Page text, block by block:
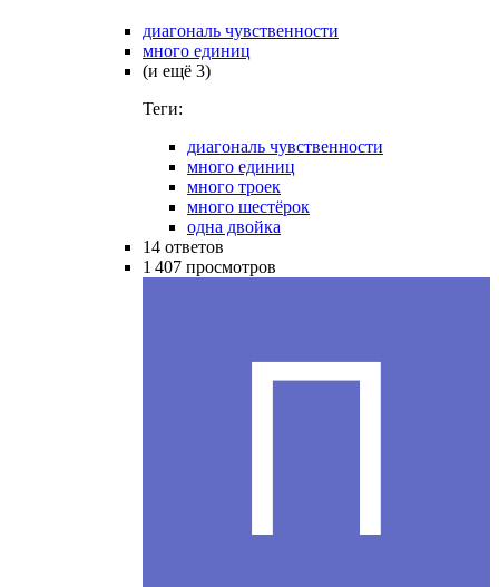
диагональ чувственности
много единиц
(и ещё 3)
Теги:
диагональ чувственности
много единиц
много троек
много шестёрок
одна двойка
14 ответов
1 407 просмотров